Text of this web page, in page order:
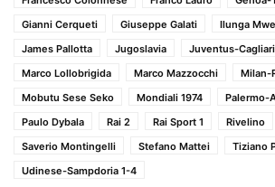
Gianni Cerqueti
Giuseppe Galati Ilunga
James Pallotta
Jugoslavia Juventus-Cagliari
Marco Lollobrigida
Marco Mazzocchi
Milan-
Mobutu Sese Seko
Mondiali 1974
Palermo-
Paulo Dybala
Rai 2 Rai Sport 1 Rivelino
Saverio Montingelli
Stefano Mattei
Tiziano
Udinese-Sampdoria 1-4